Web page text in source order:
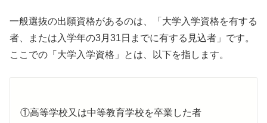
一般選抜の出願資格があるのは、「大学入学資格を有する
者、または入学年の3月31日までに有する見込者」です。
ここでの「大学入学資格」とは、以下を指します。
①高等学校又は中等教育学校を卒業した者